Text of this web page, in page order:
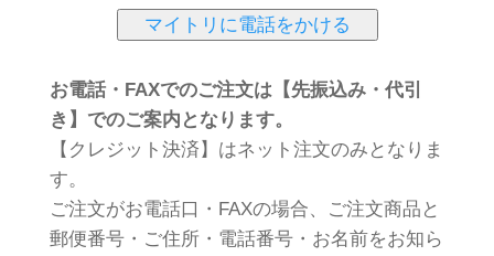
マイトリに電話をかける
お電話・FAXでのご注文は【先振込み・代引
き】でのご案内となります。
【クレジット決済】はネット注文のみとなりま
す。
ご注文がお電話口・FAXの場合、ご注文商品と
郵便番号・ご住所・電話番号・お名前をお知ら